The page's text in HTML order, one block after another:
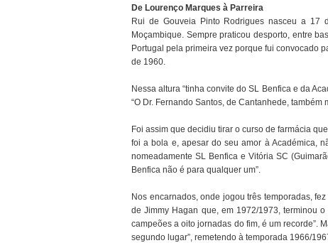
De Lourenço Marques à Parreira
Rui de Gouveia Pinto Rodrigues nasceu a 17
Moçambique. Sempre praticou desporto, entre
Portugal pela primeira vez porque fui convocado
de 1960.
Nessa altura “tinha convite do SL Benfica e da
“O Dr. Fernando Santos, de Cantanhede,
Foi assim que decidiu tirar o curso de farmácia
foi a bola e, apesar do seu amor à Académica,
nomeadamente SL Benfica e Vitória SC
Benfica não é para qualquer um”.
Nos encarnados, onde jogou três temporadas,
de Jimmy Hagan que, em 1972/1973, terminou
campeões a oito jornadas do fim, é um recorde”.
segundo lugar”, remetendo à temporada 1966/